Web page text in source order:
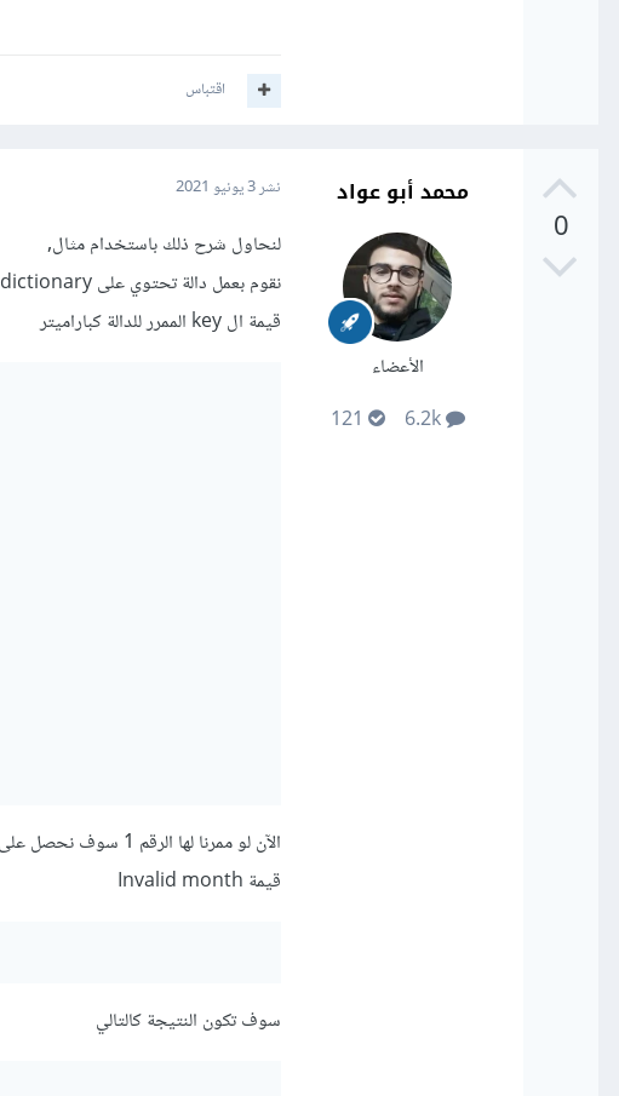
اقتباس
0
محمد أبو عواد
الأعضاء
6.2k
نشر3 يونيو 2021
لنحاول شرح ذلك باستخدام مثال,
قيمة ال key الممرر للدالة كباراميتر
قيمة Invalid month
سوف تكون النتيجة كالتالي